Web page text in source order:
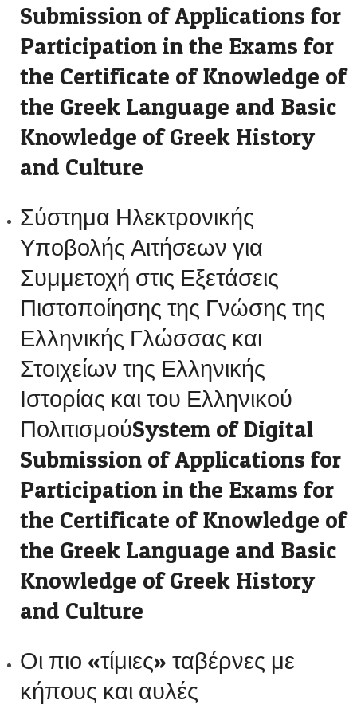
Submission of Applications for
Participation in the Exams for
the Certificate of Knowledge of
the Greek Language and Basic
Knowledge of Greek History
and Culture
Σύστημα Ηλεκτρονικής
Υποβολής Αιτήσεων για
Συμμετοχή στις Εξετάσεις
Πιστοποίησης της Γνώσης της
Ελληνικής Γλώσσας και
Στοιχείων της Ελληνικής
Ιστορίας και του Ελληνικού
ΠολιτισμούSystem of Digital
Submission of Applications for
Participation in the Exams for
the Certificate of Knowledge of
the Greek Language and Basic
Knowledge of Greek History
and Culture
Οι πιο «τίμιες» ταβέρνες με
κήπους και αυλές